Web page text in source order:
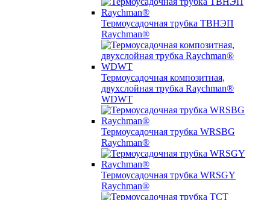
Термоусадочная трубка ТВНЭП
Raychman®
Термоусадочная композитная,
двухслойная трубка Raychman®
WDWT
Термоусадочная трубка WRSBG
Raychman®
Термоусадочная трубка WRSGY
Raychman®